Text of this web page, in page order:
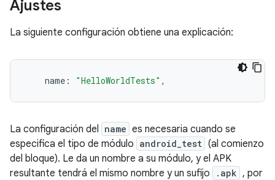
Ajustes
La siguiente configuración obtiene una explicación:
name : "HelloWorldTests" ,
La configuración del name es necesaria cuando se
especifica el tipo de módulo android_test (al comienzo
del bloque). Le da un nombre a su módulo, y el APK
resultante tendrá el mismo nombre y un sufijo
.apk , por